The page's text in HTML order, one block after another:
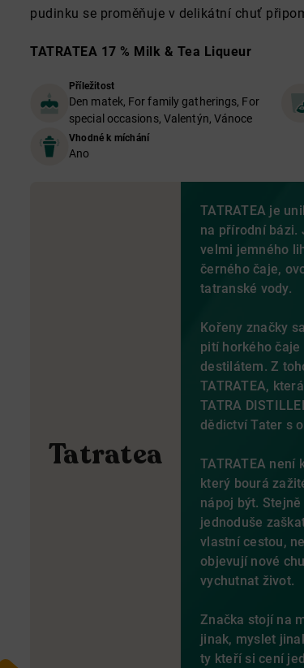
pudinku se proměňuje v delikátní chuť
TATRATEA 17 % Milk & Tea Liqueur
Příležitost
Den matek, For family gatherings, For
special occasions, Valentýn, Vánoce
Vhodné k míchání
Ano
Tatratea
TATRATEA je
na přírodní bázi.
velmi jemného
černého čaje,
tatranské vody.
Kořeny značky
pití horkého
destilátem. Z
TATRATEA,
TATRA
dědictví Tater s
TATRATEA není
který bourá
nápoj být.
jednoduše
vlastní cestou,
objevují nové
vychutnat život.
Značka stojí na
jinak, myslet
ty kteří si cení